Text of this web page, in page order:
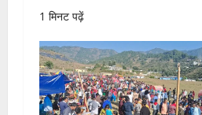
1 मिनट पढ़ें